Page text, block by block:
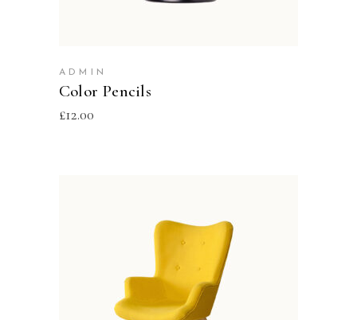
ADMIN
Color Pencils
£12.00
ADD TO CART